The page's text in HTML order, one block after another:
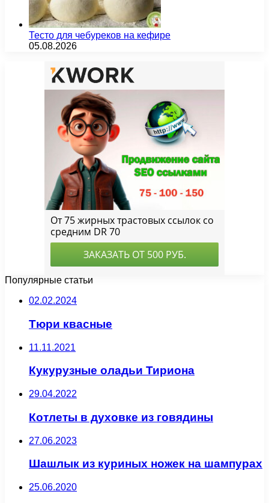
Тесто для чебуреков на кефире
05.08.2026
Популярные статьи
02.02.2024
Тюри квасные
11.11.2021
Кукурузные оладьи Тириона
29.04.2022
Котлеты в духовке из говядины
27.06.2023
Шашлык из куриных ножек на шампурах
25.06.2020